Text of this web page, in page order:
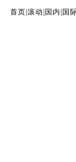
首页 滚动 国内 国